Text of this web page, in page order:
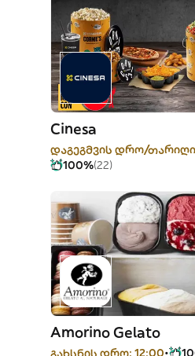
Cinesa
დაგეგმვის დრო/
100%(22)
Amorino Gelato
გახსნის დრო: 12:00